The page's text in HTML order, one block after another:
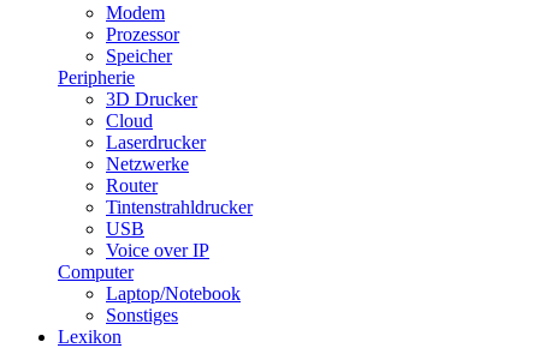
Modem
Prozessor
Speicher
Peripherie
3D Drucker
Cloud
Laserdrucker
Netzwerke
Router
Tintenstrahldrucker
USB
Voice over IP
Computer
Laptop/Notebook
Sonstiges
Lexikon